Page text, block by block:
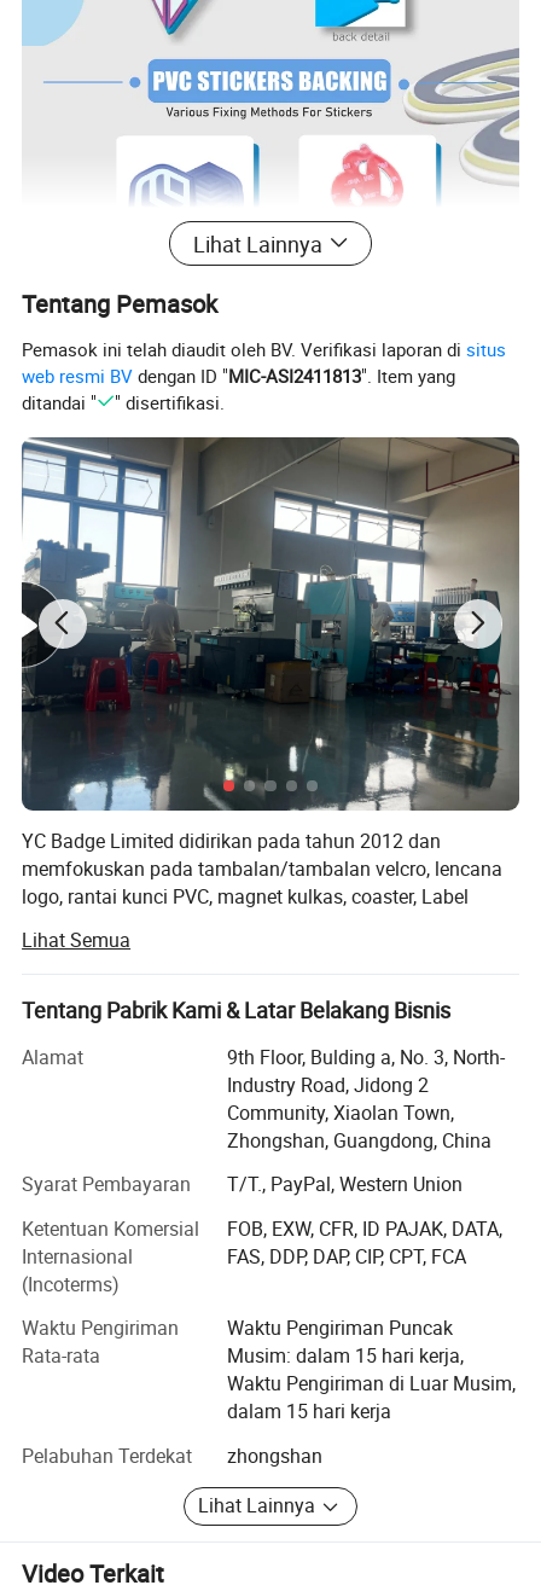
Lihat Lainnya
Tentang Pemasok
Pemasok ini telah diaudit oleh BV. Verifikasi laporan disitus
web resmi BV dengan ID "MIC-ASI2411813". Item yang
ditandai "
" disertifikasi.
YC Badge Limited didirikan pada tahun 2012 dan
memfokuskan pada tambalan/tambalan velcro, lencana
logo, rantai kunci PVC, magnet kulkas, coaster, Label
tahun. Kami melayani lebih dari 90 negara termasuk
cendera mata, hadiah promosi, dll; Kami berlokasi di
Zhongshan City, South of China; sekitar 1.5 jam dari
Shenzhen dan Pelabuhan; Selamat datang ke kami;
Pelayanan pelanggan yang sangat berkualitas dan
bijaksana adalah apa yang selalu dikepesanannya, para
mendiskusikan kutipan-kutipan, karya seni warna penuh,
CNC modeling dan mewarnai, pencetakan UV, pencetakan
layar, dan berbagai kemasan.
4 seniman menggunakan Adobe Illustrator untuk
memproduksi karya seni penuh warna, dan kami
memberikan pembuktian seni profesional dan efisien
pada hari yang sama, yang memungkinkan pelanggan
kami memiliki pengalaman yang sangat baik dan kerja
seniman dan staf penjualan kami selalu memperhatikan
detail bukti karya seni, termasuk efek 3D yang realistis,
pencocokan warna Pantone yang tepat dan tata letak
yang terkoordinasi.
Lihat Semua
Tentang Pabrik Kami & Latar Belakang Bisnis
Alamat
9th Floor, Bulding a, No. 3, North-
Industry Road, Jidong 2
Community, Xiaolan Town,
Zhongshan, Guangdong, China
Syarat Pembayaran
T/T., PayPal, Western Union
Ketentuan Komersial
Internasional
(Incoterms)
FOB, EXW, CFR, ID PAJAK, DATA,
FAS, DDP, DAP, CIP, CPT, FCA
Waktu Pengiriman
Rata-rata
Waktu Pengiriman Puncak
Musim: dalam 15 hari kerja,
Waktu Pengiriman di Luar Musim,
dalam 15 hari kerja
Pelabuhan Terdekat
zhongshan
Lihat Lainnya
Video Terkait